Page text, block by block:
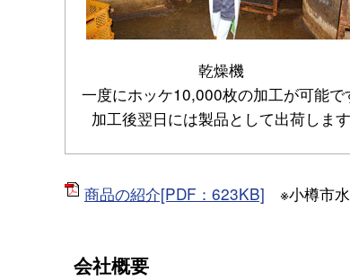
乾燥機
一度にホッケ10,000枚の加工が可能で
加工後翌日には製品として出荷します
商品の紹介[PDF：623KB] ※小樽市水
会社概要